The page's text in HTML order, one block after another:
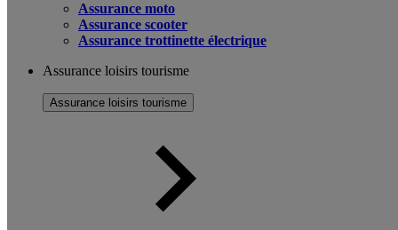
Assurance moto
Assurance scooter
Assurance trottinette électrique
Assurance loisirs tourisme
Assurance loisirs tourisme